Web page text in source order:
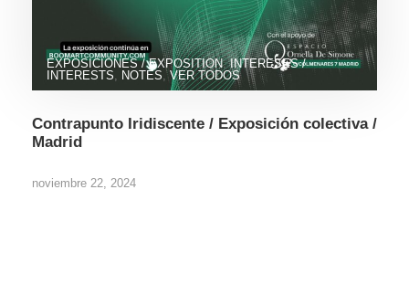
EXPOSICIONES / EXPOSITION, INTERESES /
INTERESTS
NOTES VER TODOS
Contrapunto Iridiscente / Exposición colectiva /
Madrid
noviembre 22, 2024